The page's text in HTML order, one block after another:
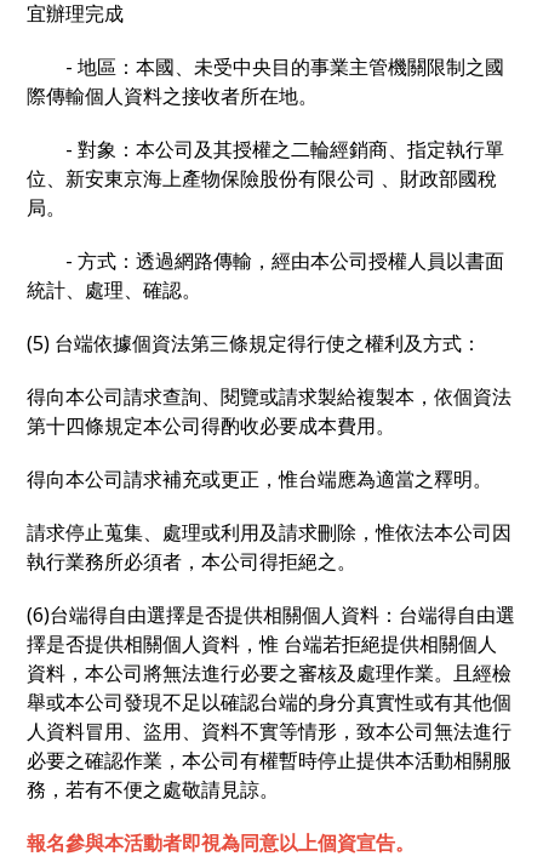
宜辦理完成
- 地區：本國、未受中央目的事業主管機關限制之國
際傳輸個人資料之接收者所在地。
- 對象：本公司及其授權之二輪經銷商、指定執行單
位、新安東京海上產物保險股份有限公司 、財政部國稅
局。
- 方式：透過網路傳輸，經由本公司授權人員以書面
統計、處理、確認。
(5) 台端依據個資法第三條規定得行使之權利及方式：
得向本公司請求查詢、閱覽或請求製給複製本，依個資法
第十四條規定本公司得酌收必要成本費用。
得向本公司請求補充或更正，惟台端應為適當之釋明。
請求停止蒐集、處理或利用及請求刪除，惟依法本公司因
執行業務所必須者，本公司得拒絕之。
(6)台端得自由選擇是否提供相關個人資料：台端得自由選
擇是否提供相關個人資料，惟 台端若拒絕提供相關個人
資料，本公司將無法進行必要之審核及處理作業。且經檢
舉或本公司發現不足以確認台端的身分真實性或有其他個
人資料冒用、盜用、資料不實等情形，致本公司無法進行
必要之確認作業，本公司有權暫時停止提供本活動相關服
務，若有不便之處敬請見諒。
報名參與本活動者即視為同意以上個資宣告。